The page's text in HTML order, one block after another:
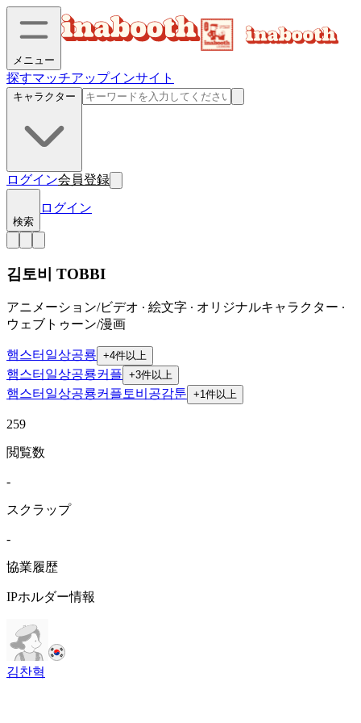
メニュー
探すマッチアップインサイト
キャラクター
ログイン会員登録
検索
ログイン
김토비 TOBBI
アニメーション/ビデオ ∙ 絵文字 ∙ オリジナルキャラクター ∙
ウェブトゥーン/漫画
햄스터 일상공룡 +4件以上
햄스터 일상공룡커플 +3件以上
햄스터 일상공룡커플토비 공감툰 +1件以上
259
閲覧数
-
スクラップ
-
協業履歴
IPホルダー情報
김찬혁